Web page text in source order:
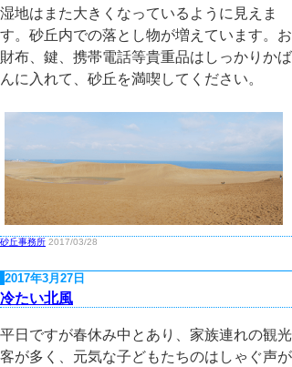
湿地はまた大きくなっているように見えま
す。砂丘内での落とし物が増えています。お
財布、鍵、携帯電話等貴重品はしっかりかば
んに入れて、砂丘を満喫してください。
砂丘事務所 2017/03/28
2017年3月27日
冷たい北風
平日ですが春休み中とあり、家族連れの観光
客が多く、元気な子どもたちのはしゃぐ声が